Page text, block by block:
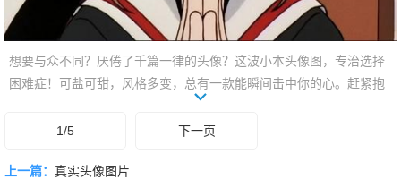
想要与众不同？厌倦了千篇一律的头像？这波小本头像图，专治选择
困难症！可盐可甜，风格多变，总有一款能瞬间击中你的心。赶紧抱
走，让你的社交主页焕然一新，轻松成为朋友圈最靓的仔！✨
1/5
下一页
上一篇： 真实头像图片